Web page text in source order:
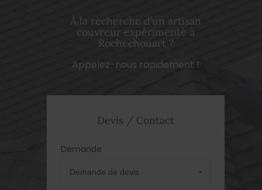
À la recherche d’un artisan
couvreur expérimenté à
Rochechouart ?
Appelez-nous rapidement !
Devis / Contact
Demande